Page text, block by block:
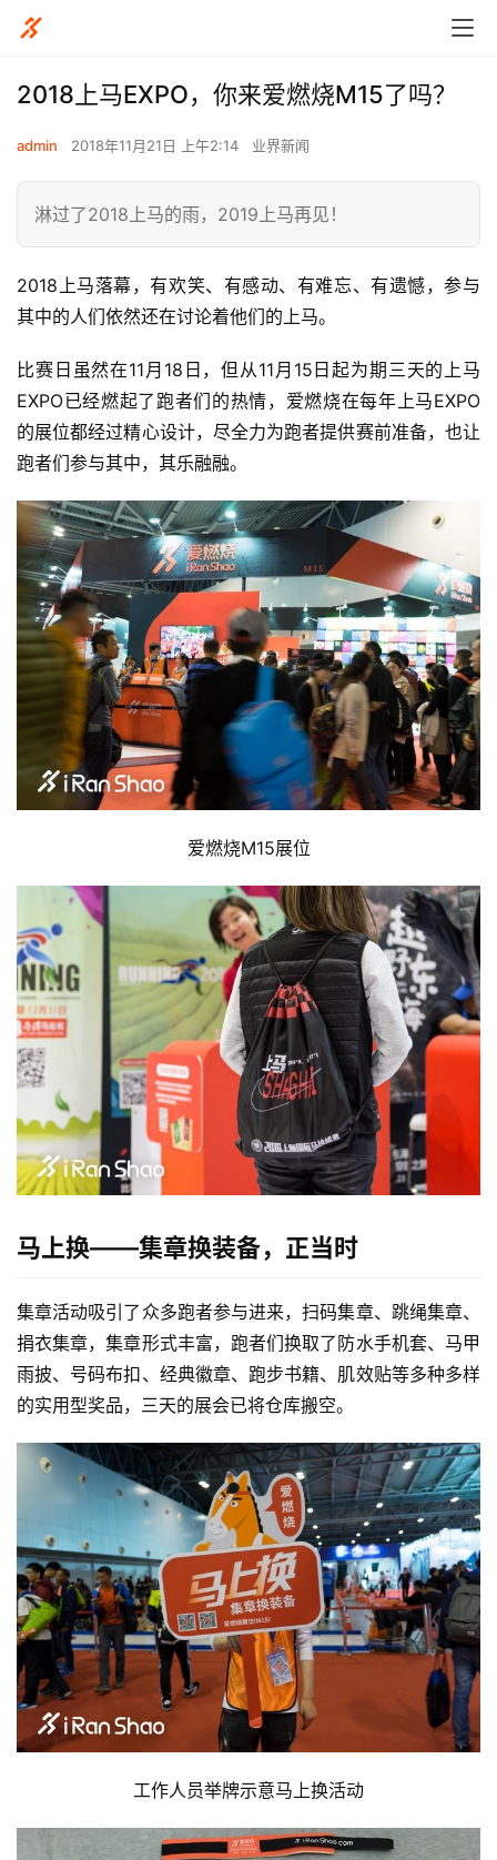
2018上马EXPO，你来爱燃烧M15了吗？
admin 2018年11月21日 上午2:14 业界新闻
淋过了2018上马的雨，2019上马再见！
2018上马落幕，有欢笑、有感动、有难忘、有遗憾，参与
其中的人们依然还在讨论着他们的上马。
比赛日虽然在11月18日，但从11月15日起为期三天的上马
EXPO已经燃起了跑者们的热情，爱燃烧在每年上马EXPO
的展位都经过精心设计，尽全力为跑者提供赛前准备，也让
跑者们参与其中，其乐融融。
爱燃烧M15展位
马上换——集章换装备，正当时
集章活动吸引了众多跑者参与进来，扫码集章、跳绳集章、
捐衣集章，集章形式丰富，跑者们换取了防水手机套、马甲
雨披、号码布扣、经典徽章、跑步书籍、肌效贴等多种多样
的实用型奖品，三天的展会已将仓库搬空。
工作人员举牌示意马上换活动